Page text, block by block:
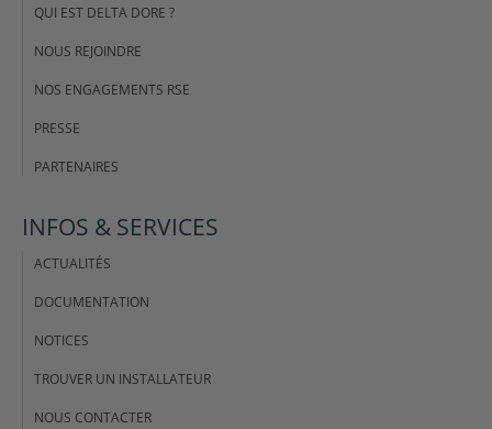
QUI EST DELTA DORE ?
NOUS REJOINDRE
NOS ENGAGEMENTS RSE
PRESSE
PARTENAIRES
INFOS & SERVICES
ACTUALITÉS
DOCUMENTATION
NOTICES
TROUVER UN INSTALLATEUR
NOUS CONTACTER